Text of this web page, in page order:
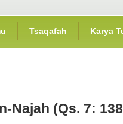
Tsaqafah Karya
Najah (Qs. 7: